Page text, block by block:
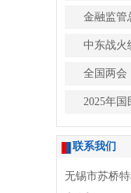
金融监管
中东战火
全国两会
2025年
联系我们
无锡市苏桥